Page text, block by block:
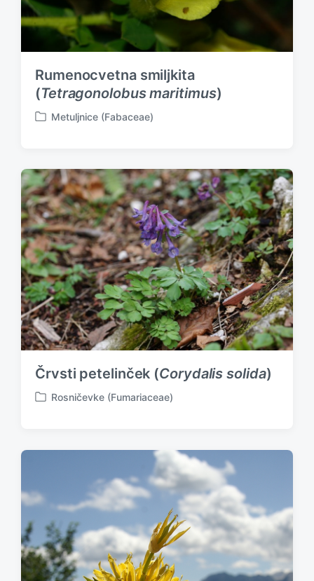
Rumenocvetna smiljkita
(Tetragonolobus maritimus)
P
t
e
d
i
n
Metuljnice (Fabaceae)
Črvsti petelinček (Corydalis solida)
P
t
i
n
Rosničevke (Fumariaceae)